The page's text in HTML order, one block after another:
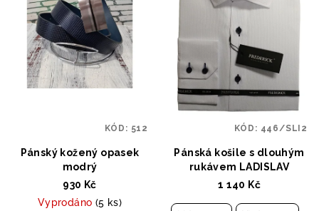
Pánský kožený opasek
modrý
930 Kč
Vyprodáno (5 ks)
KÓD: 512
Pánská košile s dlouhým
rukávem LADISLAV
1 140 Kč
KÓD: 446/SLI2